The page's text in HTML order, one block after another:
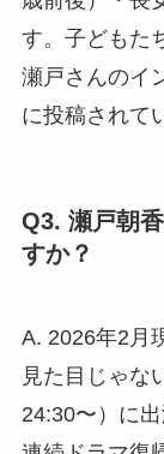
す。子どもた
瀬戸さんのイ
に投稿されて
Q3. 瀬戸朝
すか？
A. 2026年2月
見た目じゃな
24:30〜）に